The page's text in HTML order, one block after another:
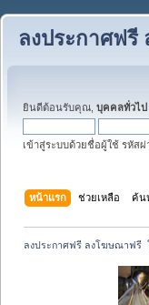
ลงประกาศฟรี
ยินดีต้อนรับคุณ, บุคคลทั่วไป
เข้าสู่ระบบด้วยชื่อผู้ใช้ รหัส
หน้าแรก ช่วยเหลือ ค้น
ลงประกาศฟรี ลงโฆษณาฟรี